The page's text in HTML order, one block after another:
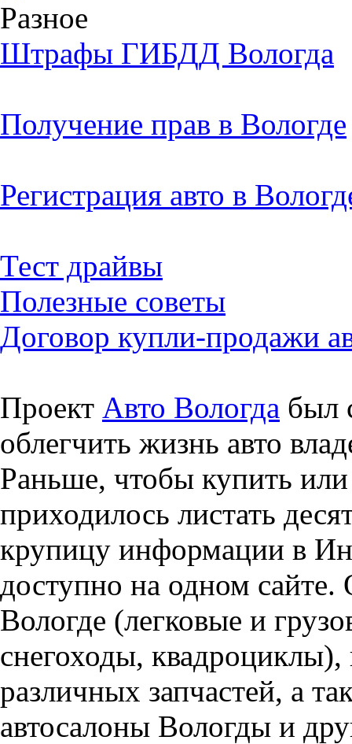
Разное
Штрафы ГИБДД Вологда
Получение прав в Вологде
Регистрация авто в
Тест драйвы
Полезные советы
Договор купли-продажи
Проект Авто Вологда был
облегчить жизнь авто
Раньше, чтобы купить или
приходилось листать
крупицу информации в
доступно на одном сайте.
Вологде (легковые и
снегоходы,
различных запчастей, а
автосалоны Вологды и